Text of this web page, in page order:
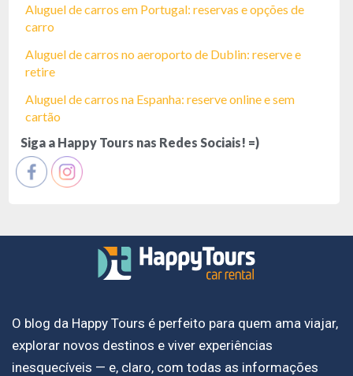
Aluguel de carros em Portugal: reservas e opções de
carro
Aluguel de carros no aeroporto de Dublin: reserve e
retire
Aluguel de carros na Espanha: reserve online e sem
cartão
Siga a Happy Tours nas Redes Sociais! =)
O blog da Happy Tours é perfeito para quem ama viajar,
explorar novos destinos e viver experiências
inesquecíveis — e, claro, com todas as informações